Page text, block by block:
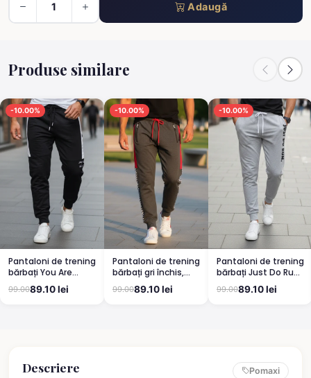
Adaugă
Produse similare
-10.00%
Pantaloni de trening
bărbați You Are
Stronger, negri
99.0089.10 lei
-10.00%
Pantaloni de trening
bărbați gri închis,
model șah cu detalii
roșii
99.0089.10 lei
-10.00%
Pantaloni de trening
bărbați Just Do Run,
gri deschis
99.0089.10 lei
Descriere Pomaxi